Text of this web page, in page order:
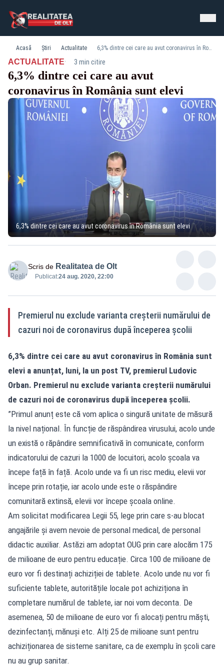
Acasă Știri Actualitate 6,3% dintre cei care au avut coronavirus în România sunt elevi
ACTUALITATE· 3 min citire
6,3% dintre cei care au avut
coronavirus în România sunt elevi
6,3% dintre cei care au avut coronavirus în România sunt elevi
Scris de Realitatea de Olt
Publicat:24 aug. 2020, 22:00
Premierul nu exclude varianta creșterii numărului de
cazuri noi de coronavirus după începerea școlii
6,3% dintre cei care au avut coronavirus în România sunt
elevi a anunțat, luni, la un post TV, premierul Ludovic
Orban. Premierul nu exclude varianta creșterii numărului
de cazuri noi de coronavirus după începerea școlii.
”Primul anunț este că vom aplica o singură unitate de măsură
la nivel național. În funcție de răspândirea virusului, acolo unde
un există o răpândire semnificativă în comunicate, conform
indicatorului de cazuri la 1000 de locuitori, acolo școala va
începe față în față. Acolo unde va fi un risc mediu, elevii vor
începe prin rotație, iar acolo unde este o răspândire
comunitară extinsă, elevii vor începe școala online.
Am solicitat modificarea Legii 55, lege prin care s-au blocat
angajările și avem nevoie de personal medical, de personal
didactic auxiliar. Astăzi am adoptat OUG prin care alocăm 175
de milioane de euro pentru educație. Circa 100 de milioane de
euro vor fi destinați achiziției de tablete. Acolo unde nu vor fi
suficiente tablete, autoritățile locale pot achiziționa în
completare numărul de tablete, iar noi vom deconta. De
asemenea, 50 de milioane de euro vor fi alocați pentru măști,
dezinfectanți, mănuși etc. Alți 25 de milioane sunt pentru
achiziționarea de sisteme sanitare, ca de exemplu în școli care
nu au grup sanitar.